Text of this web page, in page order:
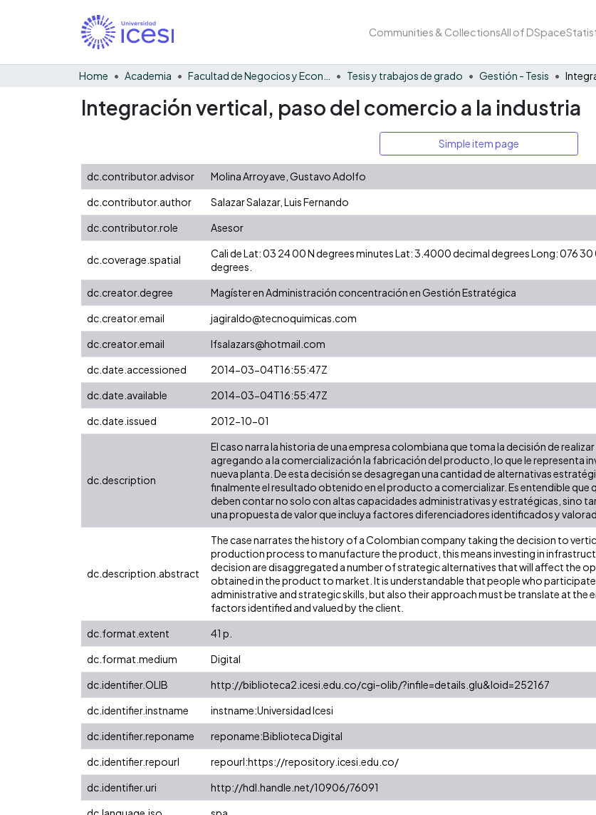
Communities & CollectionsAll of DSpace
Home Academia Tesis y trabajos de grado Gestión - Tesis
Integración vertical, paso del comercio a la industria
Simple item page
dc.contributor.advisor Molina Arroyave, Gustavo Adolfo
dc.contributor.author
Salazar Salazar, Luis Fernando
dc.contributor.role
Asesor
dc.coverage.spatial
Cali de Lat: 03 24 00 N degrees minutes Lat: 3.4000 decimal degrees Long: 076
degrees.
dc.creator.degree Magíster en Administración concentración en Gestión Estratégica
dc.creator.email
jagiraldo@tecnoquimicas.com
dc.creator.email
lfsalazars@hotmail.com
dc.date.accessioned
2014-03-04T16:55:47Z
dc.date.available
2014-03-04T16:55:47Z
dc.date.issued
2012-10-01
dc.description
El caso narra la historia de una empresa colombiana que toma la decisión de
agregando a la comercialización la fabricación del producto, lo que le representa
nueva planta. De esta decisión se desagregan una cantidad de alternativas
finalmente el resultado obtenido en el producto a comercializar. Es entendible
deben contar no solo con altas capacidades administrativas y estratégicas, sino
una propuesta de valor que incluya factores diferenciadores identificados y
dc.description.abstract
The case narrates the history of a Colombian company taking the decision to
production process to manufacture the product, this means investing in
decision are disaggregated a number of strategic alternatives that will affect the
obtained in the product to market. It is understandable that people who
administrative and strategic skills, but also their approach must be translate at
factors identified and valued by the client.
dc.format.extent 41 p.
dc.format.medium
Digital
dc.identifier.OLIB
http://biblioteca2.icesi.edu.co/cgi-olib/?infile=details.glu&loid=252167
dc.identifier.instname
instname:Universidad Icesi
dc.identifier.reponame
reponame:Biblioteca Digital
dc.identifier.repourl
repourl:https://repository.icesi.edu.co/
dc.identifier.uri
http://hdl.handle.net/10906/76091